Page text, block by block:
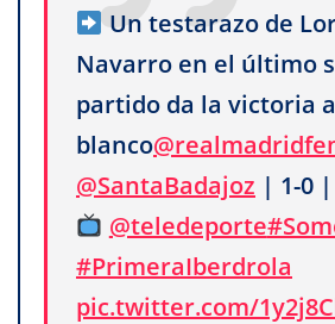
Un testarazo de
Navarro en el último
partido da la victoria
blanco
@SantaBadajoz | 1-0 |
@teledeporte
#PrimeraIberdrola
pic.twitter.com/